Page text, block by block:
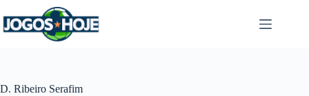
para
o
D. Ribeiro Serafim